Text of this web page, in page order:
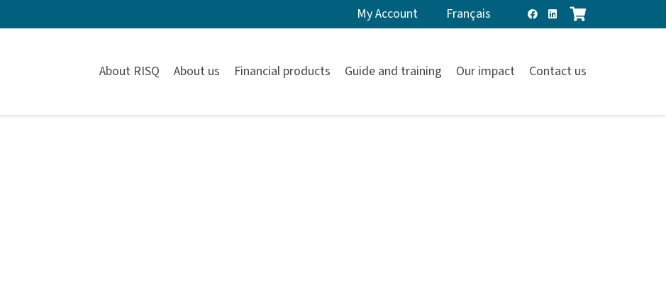
My Account Français
About RISQ About us Financial products Guide and training Our impact Contact us